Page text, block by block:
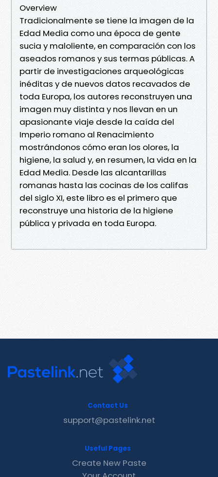
Overview
Tradicionalmente se tiene la imagen de la
Edad Media como una época de gente
sucia y maloliente, en comparación con los
aseados romanos y sus termas públicas. A
partir de investigaciones arqueológicas
inéditas y de nuevos datos recavados de
toda Europa, los autores reconstruyen una
imagen muy distinta y nos llevan en un
apasionante viaje desde la caída del
Imperio romano al Renacimiento
mostrándonos cómo eran los olores, la
higiene, la salud y, en resumen, la vida en la
Edad Media. Desde las alcantarillas
romanas hasta las cocinas de los califas
del siglo XI, este libro es el primero que
reconstruye una historia de la higiene
pública y privada en toda Europa.
Contact Us
support@pastelink.net
Useful Pages
Create New Paste